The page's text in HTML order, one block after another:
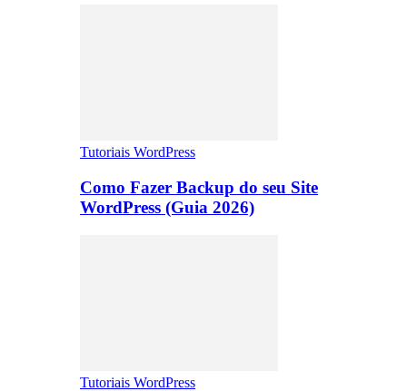
Tutoriais WordPress
Como Fazer Backup do seu Site
WordPress (Guia 2026)
Tutoriais WordPress